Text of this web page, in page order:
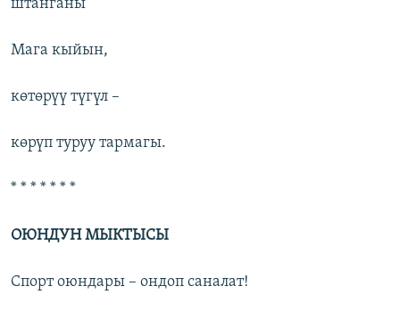
штанганы
Мага кыйын,
көтөрүү түгүл –
көрүп туруу тармагы.
* * * * * * *
ОЮНДУН МЫКТЫСЫ
Спорт оюндары – ондоп саналат!